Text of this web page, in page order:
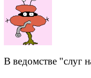
В ведомстве "слуг